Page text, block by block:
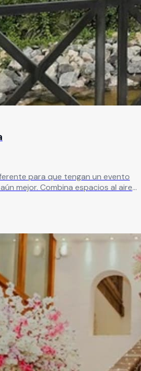
para que tengan un evento
mejor. Combina espacios al aire
de 360 grados.